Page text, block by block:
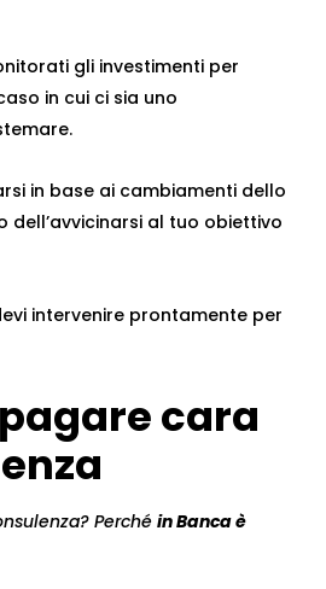
gli investimenti per
in cui ci sia uno
in base ai cambiamenti dello
dell’avvicinarsi al tuo obiettivo
intervenire prontamente per
cara
Perché in Banca è